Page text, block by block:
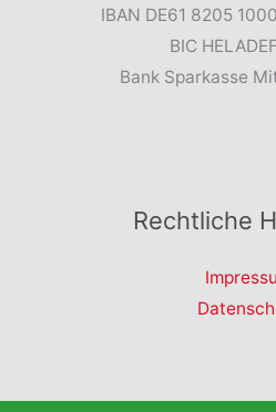
IBAN DE61 8205
BIC
Bank Sparkasse
Rechtliche